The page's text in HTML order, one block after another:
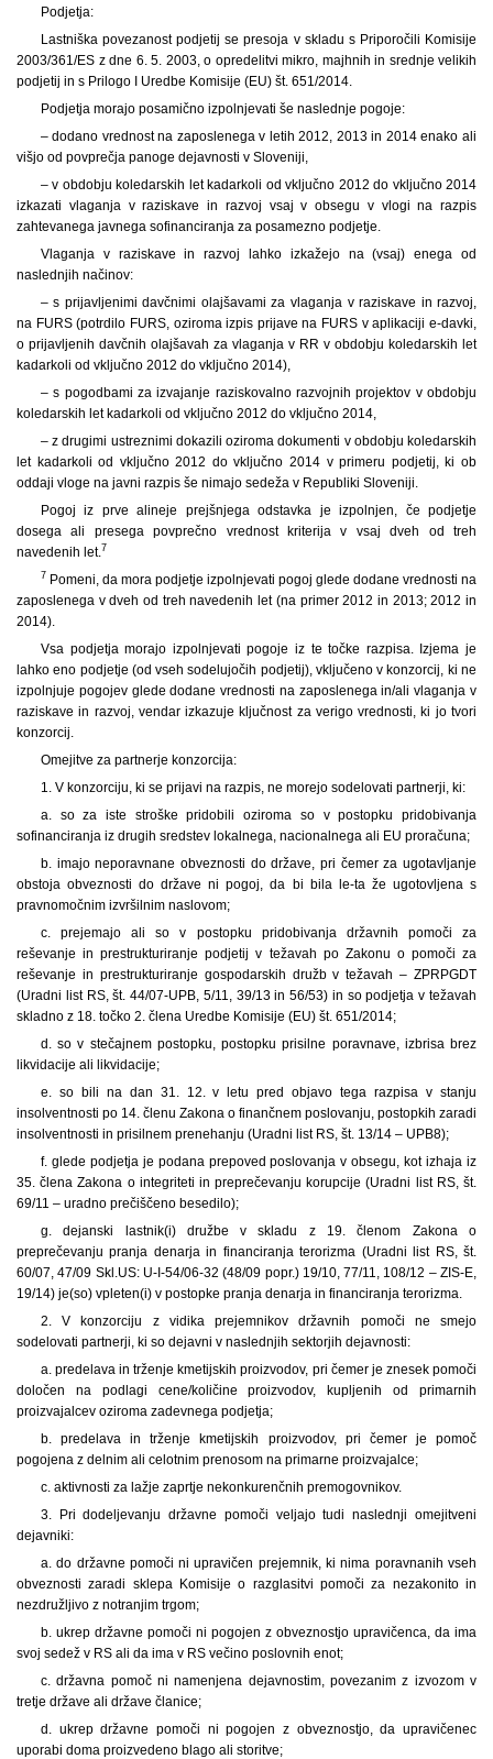
Podjetja:
Lastniška povezanost podjetij se presoja v skladu s Priporočili Komisije
2003/361/ES z dne 6. 5. 2003, o opredelitvi mikro, majhnih in srednje velikih
podjetij in s Prilogo I Uredbe Komisije (EU) št. 651/2014.
Podjetja morajo posamično izpolnjevati še naslednje pogoje:
– dodano vrednost na zaposlenega v letih 2012, 2013 in 2014 enako ali
višjo od povprečja panoge dejavnosti v Sloveniji,
– v obdobju koledarskih let kadarkoli od vključno 2012 do vključno 2014
izkazati vlaganja v raziskave in razvoj vsaj v obsegu v vlogi na razpis
zahtevanega javnega sofinanciranja za posamezno podjetje.
Vlaganja v raziskave in razvoj lahko izkažejo na (vsaj) enega od
naslednjih načinov:
– s prijavljenimi davčnimi olajšavami za vlaganja v raziskave in razvoj,
na FURS (potrdilo FURS, oziroma izpis prijave na FURS v aplikaciji e-davki,
o prijavljenih davčnih olajšavah za vlaganja v RR v obdobju koledarskih let
kadarkoli od vključno 2012 do vključno 2014),
– s pogodbami za izvajanje raziskovalno razvojnih projektov v obdobju
koledarskih let kadarkoli od vključno 2012 do vključno 2014,
– z drugimi ustreznimi dokazili oziroma dokumenti v obdobju koledarskih
let kadarkoli od vključno 2012 do vključno 2014 v primeru podjetij, ki ob
oddaji vloge na javni razpis še nimajo sedeža v Republiki Sloveniji.
Pogoj iz prve alineje prejšnjega odstavka je izpolnjen, če podjetje
dosega ali presega povprečno vrednost kriterija v vsaj dveh od treh
navedenih let.7
7 Pomeni, da mora podjetje izpolnjevati pogoj glede dodane vrednosti na
zaposlenega v dveh od treh navedenih let (na primer 2012 in 2013; 2012 in
2014).
Vsa podjetja morajo izpolnjevati pogoje iz te točke razpisa. Izjema je
lahko eno podjetje (od vseh sodelujočih podjetij), vključeno v konzorcij, ki ne
izpolnjuje pogojev glede dodane vrednosti na zaposlenega in/ali vlaganja v
raziskave in razvoj, vendar izkazuje ključnost za verigo vrednosti, ki jo tvori
konzorcij.
Omejitve za partnerje konzorcija:
1. V konzorciju, ki se prijavi na razpis, ne morejo sodelovati partnerji, ki:
a. so za iste stroške pridobili oziroma so v postopku pridobivanja
sofinanciranja iz drugih sredstev lokalnega, nacionalnega ali EU proračuna;
b. imajo neporavnane obveznosti do države, pri čemer za ugotavljanje
obstoja obveznosti do države ni pogoj, da bi bila le-ta že ugotovljena s
pravnomočnim izvršilnim naslovom;
c. prejemajo ali so v postopku pridobivanja državnih pomoči za
reševanje in prestrukturiranje podjetij v težavah po Zakonu o pomoči za
reševanje in prestrukturiranje gospodarskih družb v težavah – ZPRPGDT
(Uradni list RS, št. 44/07-UPB, 5/11, 39/13 in 56/53) in so podjetja v težavah
skladno z 18. točko 2. člena Uredbe Komisije (EU) št. 651/2014;
d. so v stečajnem postopku, postopku prisilne poravnave, izbrisa brez
likvidacije ali likvidacije;
e. so bili na dan 31. 12. v letu pred objavo tega razpisa v stanju
insolventnosti po 14. členu Zakona o finančnem poslovanju, postopkih zaradi
insolventnosti in prisilnem prenehanju (Uradni list RS, št. 13/14 – UPB8);
f. glede podjetja je podana prepoved poslovanja v obsegu, kot izhaja iz
35. člena Zakona o integriteti in preprečevanju korupcije (Uradni list RS, št.
69/11 – uradno prečiščeno besedilo);
g. dejanski lastnik(i) družbe v skladu z 19. členom Zakona o
preprečevanju pranja denarja in financiranja terorizma (Uradni list RS, št.
60/07, 47/09 Skl.US: U-I-54/06-32 (48/09 popr.) 19/10, 77/11, 108/12 – ZIS-E,
19/14) je(so) vpleten(i) v postopke pranja denarja in financiranja terorizma.
2. V konzorciju z vidika prejemnikov državnih pomoči ne smejo
sodelovati partnerji, ki so dejavni v naslednjih sektorjih dejavnosti:
a. predelava in trženje kmetijskih proizvodov, pri čemer je znesek pomoči
določen na podlagi cene/količine proizvodov, kupljenih od primarnih
proizvajalcev oziroma zadevnega podjetja;
b. predelava in trženje kmetijskih proizvodov, pri čemer je pomoč
pogojena z delnim ali celotnim prenosom na primarne proizvajalce;
c. aktivnosti za lažje zaprtje nekonkurenčnih premogovnikov.
3. Pri dodeljevanju državne pomoči veljajo tudi naslednji omejitveni
dejavniki:
a. do državne pomoči ni upravičen prejemnik, ki nima poravnanih vseh
obveznosti zaradi sklepa Komisije o razglasitvi pomoči za nezakonito in
nezdružljivo z notranjim trgom;
b. ukrep državne pomoči ni pogojen z obveznostjo upravičenca, da ima
svoj sedež v RS ali da ima v RS večino poslovnih enot;
c. državna pomoč ni namenjena dejavnostim, povezanim z izvozom v
tretje države ali države članice;
d. ukrep državne pomoči ni pogojen z obveznostjo, da upravičenec
uporabi doma proizvedeno blago ali storitve;